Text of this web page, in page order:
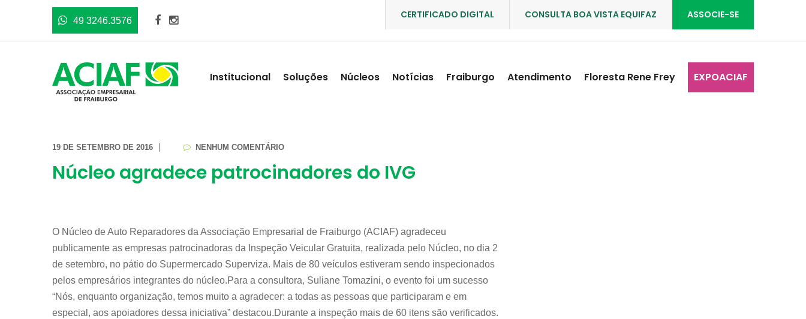
49 3246.3576
ASSOCIE-SE
CONSULTA BOA VISTA EQUIFAZ
CERTIFICADO DIGITAL
Institucional Soluções Núcleos Notícias Fraiburgo Atendimento Floresta Rene Frey EXPOACIAF
19 DE SETEMBRO DE 2016 NENHUM COMENTÁRIO
Núcleo agradece patrocinadores do IVG
O Núcleo de Auto Reparadores da Associação Empresarial de Fraiburgo (ACIAF) agradeceu
publicamente as empresas patrocinadoras da Inspeção Veicular Gratuita, realizada pelo Núcleo, no dia 2
de setembro, no pátio do Supermercado Superviza. Mais de 80 veículos estiveram sendo inspecionados
pelos empresários integrantes do núcleo.Para a consultora, Suliane Tomazini, o evento foi um sucesso
“Nós, enquanto organização, temos muito a agradecer: a todas as pessoas que participaram e em
especial, aos apoiadores dessa iniciativa” destacou.Durante a inspeção mais de 60 itens são verificados.